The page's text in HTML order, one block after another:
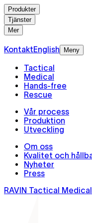
Produkter
Tjänster
Mer
KontaktEnglish Meny
Tactical
Medical
Hands-free
Rescue
Vår process
Produktion
Utveckling
Om oss
Kvalitet och
Nyheter
Press
RAVIN Tactical